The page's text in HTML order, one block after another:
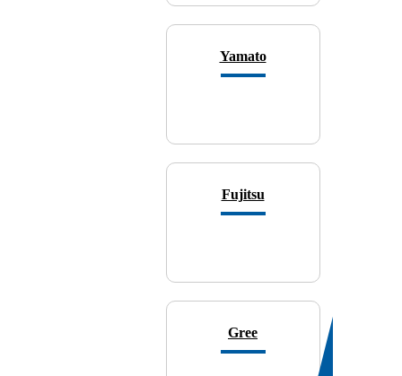
Yamato
Fujitsu
Gree